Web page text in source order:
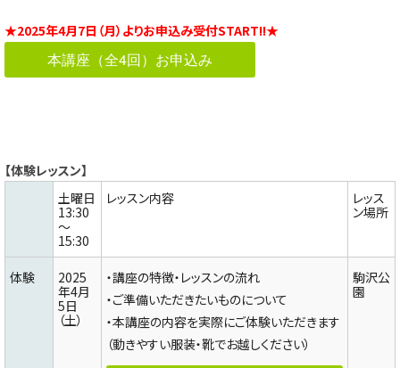
★2025年4月7日（月）よりお申込み受付START!!★
本講座（全4回）お申込み
【体験レッスン】
土曜日
13:30
～
15:30
レッスン内容
レッス
ン場所
体験
2025
年4月
5日
（土）
・講座の特徴・レッスンの流れ
・ご準備いただきたいものについて
・本講座の内容を実際にご体験いただきます
（動きやすい服装・靴でお越しください）
駒沢公
園